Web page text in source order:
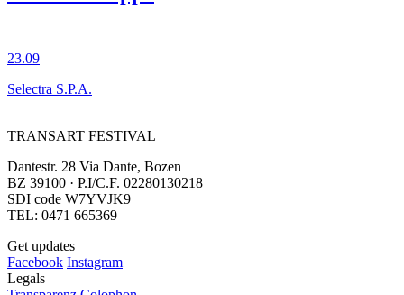
23.09
Selectra S.P.A.
TRANSART FESTIVAL
Dantestr. 28 Via Dante, Bozen
BZ 39100 · P.I/C.F. 02280130218
SDI code W7YVJK9
TEL: 0471 665369
Get updates
Facebook Instagram
Legals